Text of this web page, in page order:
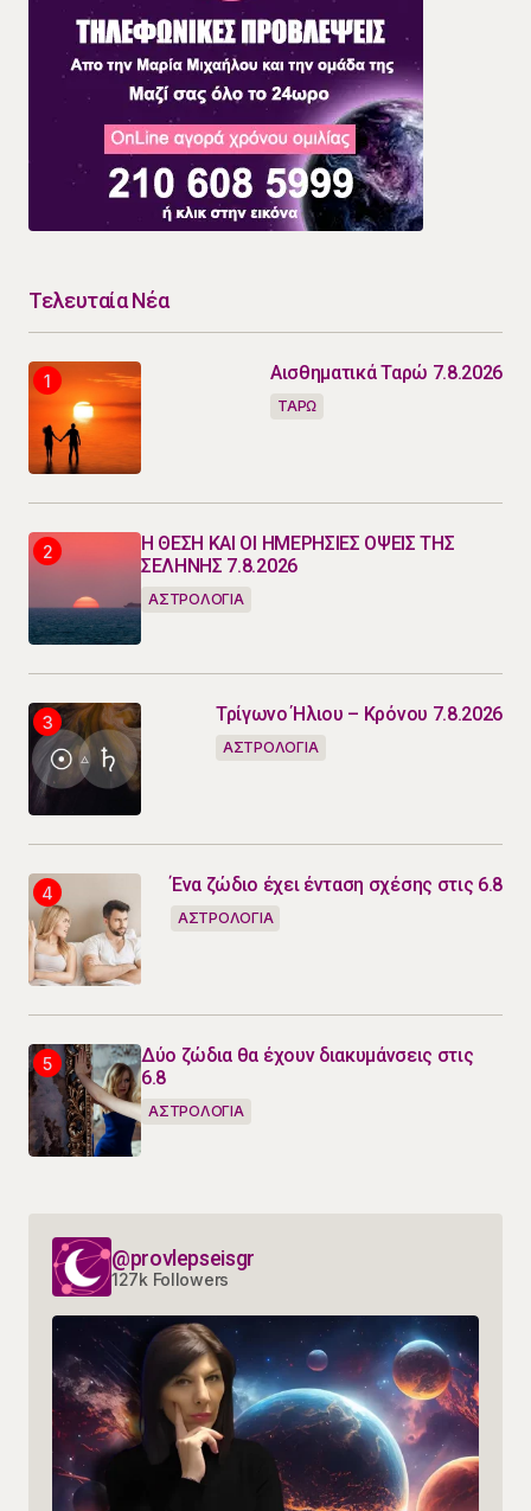
Τελευταία Νέα
Αισθηματικά Ταρώ 7.8.2026
ΤΑΡΩ
Η ΘΕΣΗ ΚΑΙ ΟΙ ΗΜΕΡΗΣΙΕΣ ΟΨΕΙΣ ΤΗΣ
ΣΕΛΗΝΗΣ 7.8.2026
ΑΣΤΡΟΛΟΓΙΑ
Τρίγωνο Ήλιου – Κρόνου 7.8.2026
ΑΣΤΡΟΛΟΓΙΑ
Ένα ζώδιο έχει ένταση σχέσης στις 6.8
ΑΣΤΡΟΛΟΓΙΑ
Δύο ζώδια θα έχουν διακυμάνσεις στις
6.8
ΑΣΤΡΟΛΟΓΙΑ
@provlepseisgr
127k Followers